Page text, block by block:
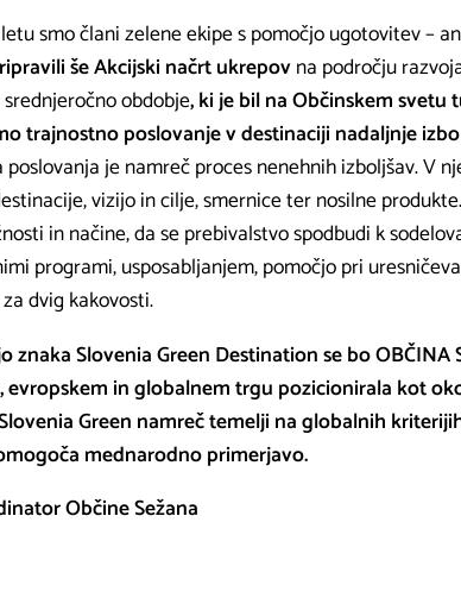
smo člani zelene ekipe s pomočjo ugotovitev –
še Akcijski načrt ukrepovna področju
obdobje, ki je bil na Občinskem svetu
trajnostno poslovanje v destinaciji nadaljnje
je namreč proces nenehnih izboljšav. V
vizijo in cilje, smernice ter nosilne
in načine, da se prebivalstvo spodbudi k
programi, usposabljanjem, pomočjo pri
dvig kakovosti.
znaka Slovenia Green Destination se bo OBČINA
evropskem in globalnem trgu pozicionirala kot
Green namreč temelji na globalnih
mednarodno primerjavo.
Občine Sežana